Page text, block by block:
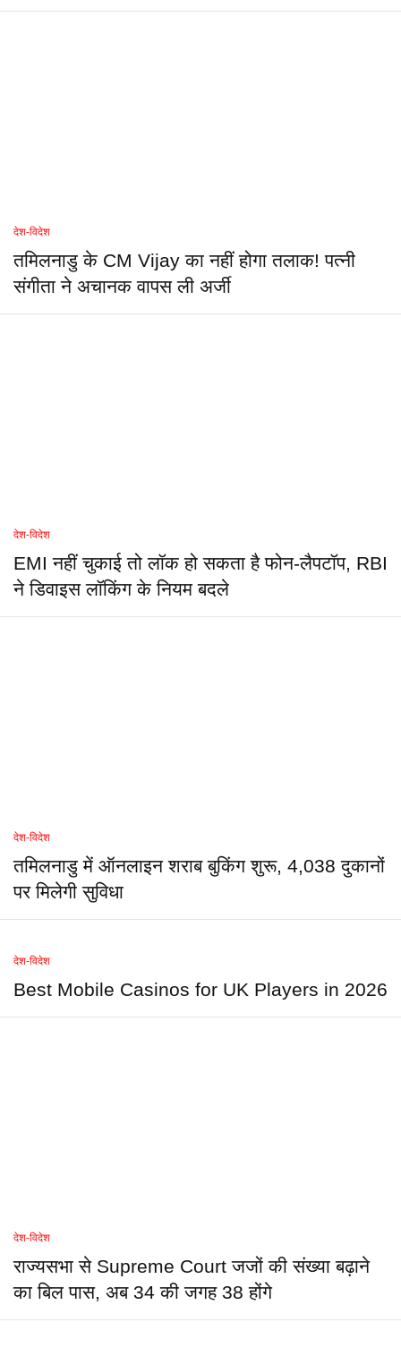
देश-विदेश
तमिलनाडु के CM Vijay का नहीं होगा तलाक! पत्नी
संगीता ने अचानक वापस ली अर्जी
देश-विदेश
EMI नहीं चुकाई तो लॉक हो सकता है फोन-लैपटॉप, RBI
ने डिवाइस लॉकिंग के नियम बदले
देश-विदेश
तमिलनाडु में ऑनलाइन शराब बुकिंग शुरू, 4,038 दुकानों
पर मिलेगी सुविधा
देश-विदेश
Best Mobile Casinos for UK Players in 2026
देश-विदेश
राज्यसभा से Supreme Court जजों की संख्या बढ़ाने
का बिल पास, अब 34 की जगह 38 होंगे